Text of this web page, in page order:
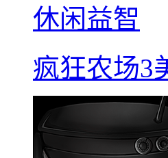
休闲益智
疯狂农场3